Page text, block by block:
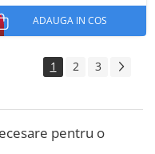
ADAUGA IN COS
1 2 3
pentru o